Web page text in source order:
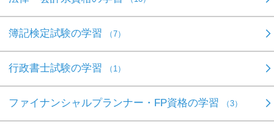
簿記検定試験の学習 （7）
行政書士試験の学習 （1）
ファイナンシャルプランナー・FP資格の学習 （3）